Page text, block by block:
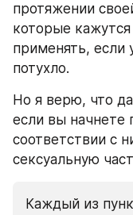
протяжении
которые
применять, если
потухло.
Но я верю, что
если вы начнете
соответствии с
сексуальную
Каждый из